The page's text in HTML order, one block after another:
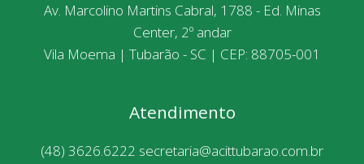
Av. Marcolino Martins Cabral, 1788 - Ed. Minas
Center, 2º andar
Vila Moema | Tubarão - SC | CEP: 88705-001
Atendimento
(48) 3626.6222 secretaria@acittubarao.com.br